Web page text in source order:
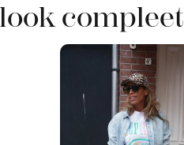
compleet